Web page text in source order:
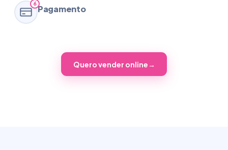
6 Pagamento
Quero vender online→